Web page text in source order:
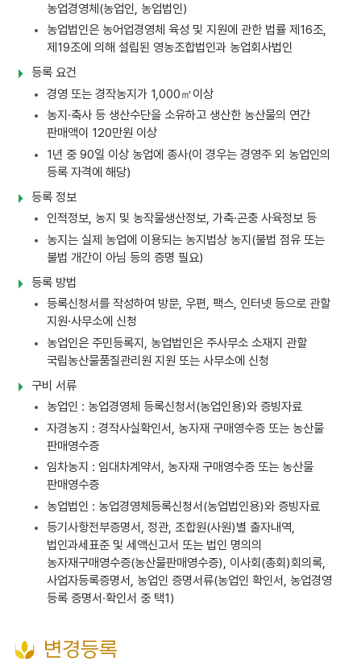
농업경영체(농업인, 농업법인)
농업법인은 농어업경영체 육성 및 지원에 관한 법률 제16조,
제19조에 의해 설립된 영농조합법인과 농업회사법인
등록 요건
경영 또는 경작농지가 1,000㎡이상
농지·축사 등 생산수단을 소유하고 생산한 농산물의 연간
판매액이 120만원 이상
1년 중 90일 이상 농업에 종사(이 경우는 경영주 외 농업인의
등록 자격에 해당)
등록 정보
인적정보, 농지 및 농작물생산정보, 가축·곤충 사육정보 등
농지는 실제 농업에 이용되는 농지법상 농지(불법 점유 또는
불법 개간이 아님 등의 증명 필요)
등록 방법
등록신청서를 작성하여 방문, 우편, 팩스, 인터넷 등으로 관할
지원·사무소에 신청
농업인은 주민등록지, 농업법인은 주사무소 소재지 관할
국립농산물품질관리원 지원 또는 사무소에 신청
구비 서류
농업인 : 농업경영체 등록신청서(농업인용)와 증빙자료
자경농지 : 경작사실확인서, 농자재 구매영수증 또는 농산물
판매영수증
임차농지 : 임대차계약서, 농자재 구매영수증 또는 농산물
판매영수증
농업법인 : 농업경영체등록신청서(농업법인용)와 증빙자료
등기사항전부증명서, 정관, 조합원(사원)별 출자내역,
법인과세표준 및 세액신고서 또는 법인 명의의
농자재구매영수증(농산물판매영수증), 이사회(총회)회의록,
사업자등록증명서, 농업인 증명서류(농업인 확인서, 농업경영
등록 증명서·확인서 중 택1)
변경등록